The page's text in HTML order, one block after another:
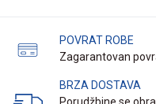
POVRAT ROBE
Zagarantovan
BRZA DOSTAVA